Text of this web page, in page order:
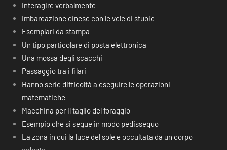
Interagire verbalmente
Imbarcazione cinese con le vele di stuoie
Esemplari da stampa
Un tipo particolare di posta elettronica
Una mossa degli scacchi
Passaggio tra i filari
Hanno serie difficoltà a eseguire le operazioni
matematiche
Macchina per il taglio del foraggio
Esempio che si segue in modo pedissequo
La zona in cui la luce del sole e occultata da un corpo